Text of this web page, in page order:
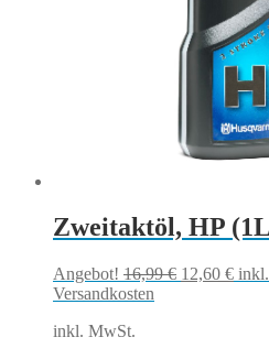
Zweitaktöl, HP
Angebot! 16,99€ 12,60 €
Versandkosten
inkl. MwSt.